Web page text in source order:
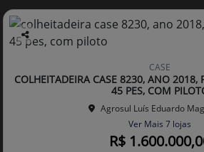
Co
arti
lhe
CASE
COLHEITADEIRA CASE 8230, ANO 2018,
45 PES, COM
Agrosul Luís Eduardo
Ver Mais 7 lojas
R$